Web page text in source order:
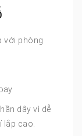
với phòng
dây vì dễ
lắp cao.